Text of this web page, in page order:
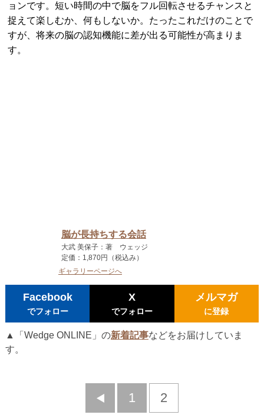
ョンです。短い時間の中で脳をフル回転させるチャンスと
捉えて楽しむか、何もしないか。たったこれだけのことで
すが、将来の脳の認知機能に差が出る可能性が高まりま
す。
脳が長持ちする会話
大武 美保子：著 ウェッジ
定価：1,870円（税込み）
ギャラリーページへ
Facebook
でフォロー
X
でフォロー
メルマガ
に登録
▲「Wedge ONLINE」の新着記事などをお届けしていま
す。
前
1 2